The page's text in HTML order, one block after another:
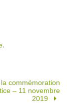
.
commémoration
– 11 novembre
2019